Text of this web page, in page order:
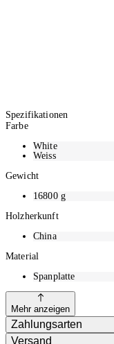
Spezifikationen
Farbe
White
Weiss
Gewicht
16800 g
Holzherkunft
China
Material
Spanplatte
Mehr anzeigen
Zahlungsarten
Versand